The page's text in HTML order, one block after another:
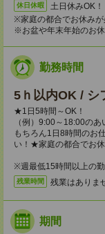
休日休暇
土日休みOK！
※家庭の都合でお休みが
※お盆や年末年始のお休
勤務時間
5ｈ以内OK / シ
★1日5時間～OK！
（例）9:00～18:00のあ
もちろん1日8時間のお
い！★家庭の都合でお休
※週最低15時間以上の
残業時間 残業はありま
期間